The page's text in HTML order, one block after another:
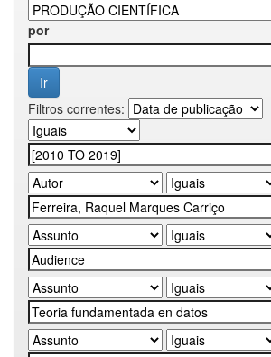
por
Filtros correntes: